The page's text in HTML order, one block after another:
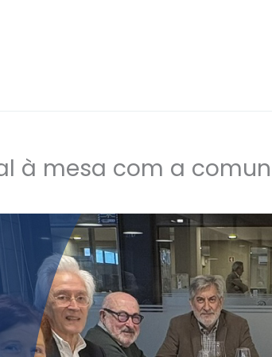
à mesa com a